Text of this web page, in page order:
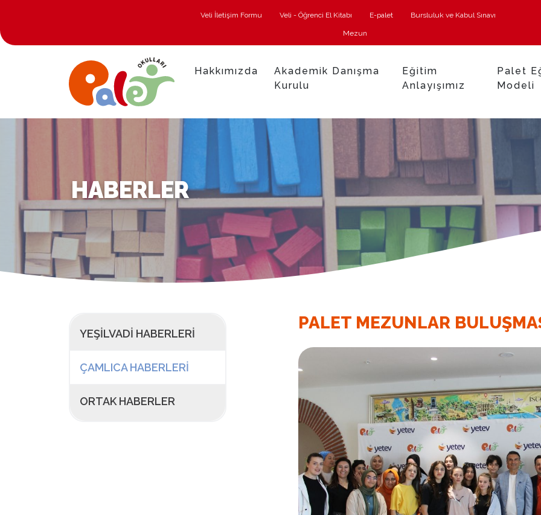
Veli İletişim Formu Veli - Öğrenci El Kitabı E-palet Bursluluk ve Kabul Sınavı
Mezun
Hakkımızda
Akademik Danışma
Kurulu
Eğitim
Anlayışımız
Palet
Modeli
HABERLER
YEŞILVADI HABERLERI
ÇAMLICA HABERLERI
ORTAK HABERLER
PALET MEZUNLAR